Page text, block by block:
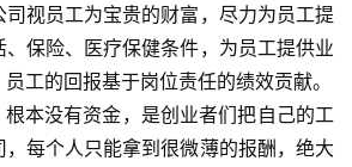
视员工为宝贵的财富，尽力为员工提
保险、医疗保健条件，为员工提供业
工的回报基于岗位责任的绩效贡献。
本没有资金，是创业者们把自己的工
每个人只能拿到很微薄的报酬，绝大